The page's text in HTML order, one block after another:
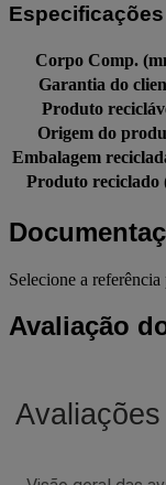
Corpo Comp.
Garantia do
Produto
Origem do
Embalagem
Produto reciclado
Selecione a
Avaliação